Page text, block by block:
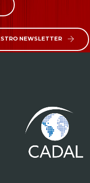
NEWSLETTER